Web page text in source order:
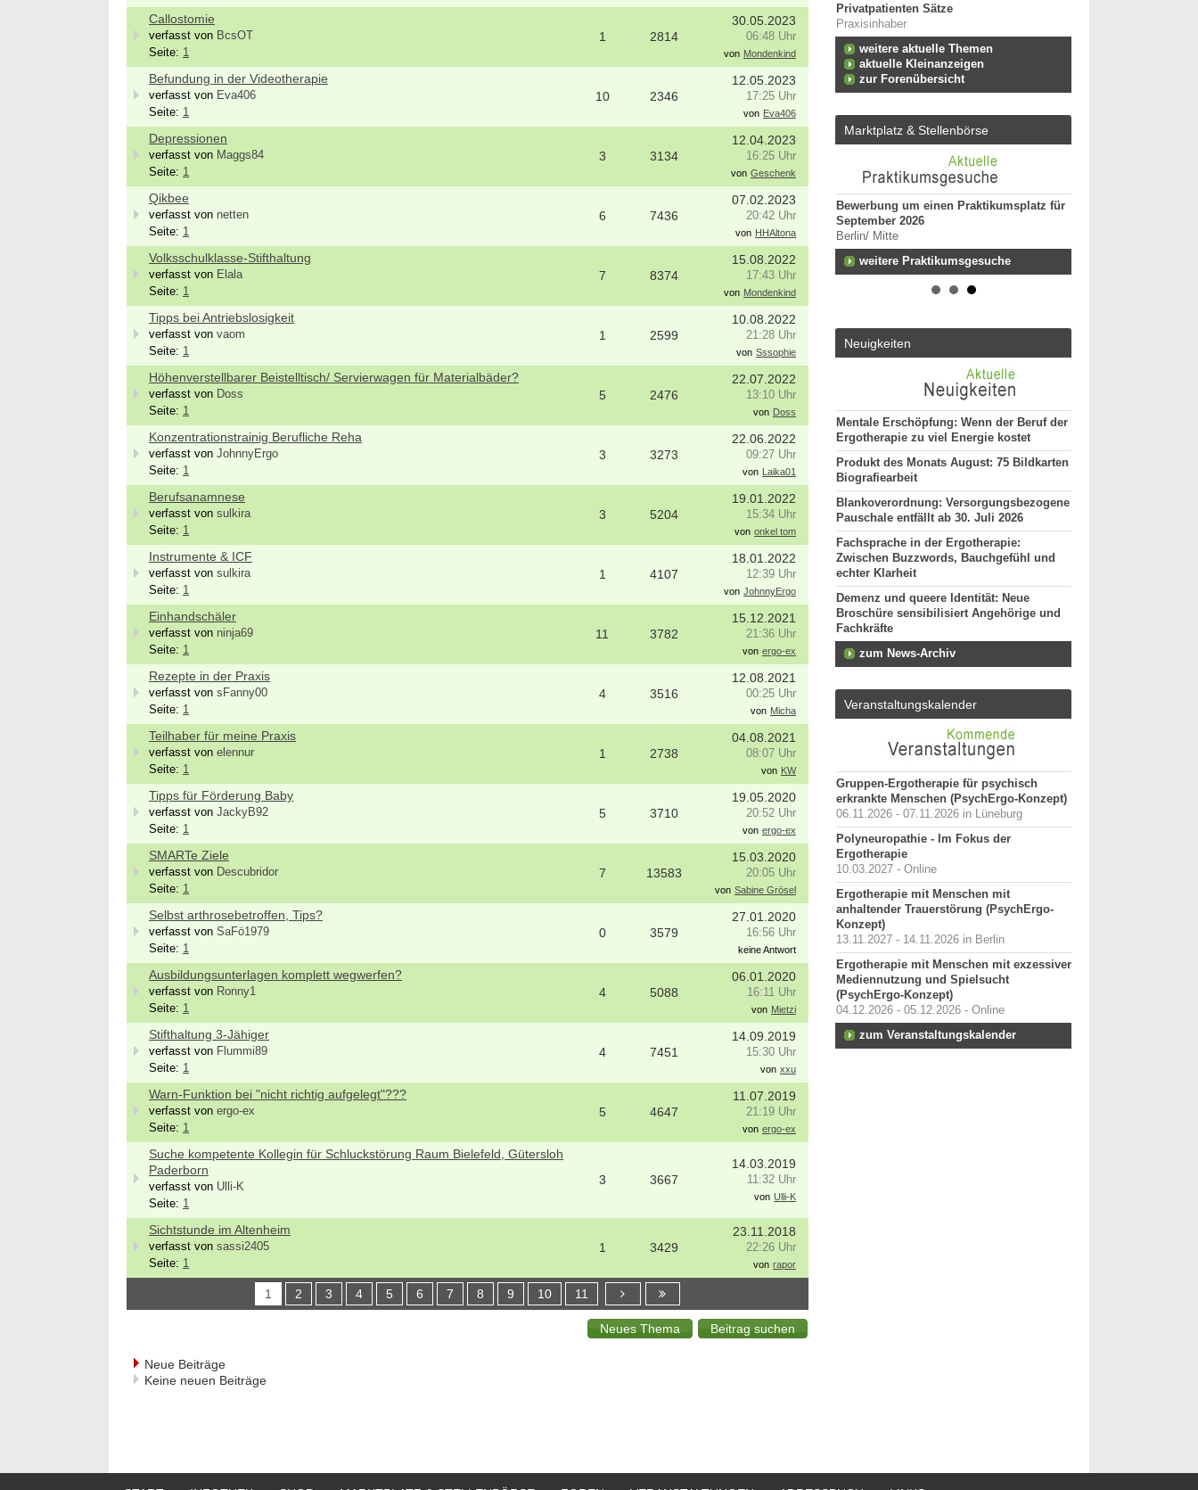
Callostomie
verfasst von BcsOT
Seite: 1
1 2814
30.05.2023
06:48 Uhr
von Mondenkind
Befundung in der Videotherapie
verfasst von Eva406
Seite: 1
10 2346
12.05.2023
17:25 Uhr
von Eva406
Depressionen
verfasst von Maggs84
Seite: 1
3 3134
12.04.2023
16:25 Uhr
von Geschenk
Qikbee
verfasst von netten
Seite: 1
6 7436
07.02.2023
20:42 Uhr
von HHAltona
Volksschulklasse-Stifthaltung
verfasst von Elala
Seite: 1
7 8374
15.08.2022
17:43 Uhr
von Mondenkind
Tipps bei Antriebslosigkeit
verfasst von vaom
Seite: 1
1 2599
10.08.2022
21:28 Uhr
von Sssophie
Höhenverstellbarer Beistelltisch/ Servierwagen für Materialbäder?
verfasst von Doss
Seite: 1
5 2476
22.07.2022
13:10 Uhr
von Doss
Konzentrationstrainig Berufliche Reha
verfasst von JohnnyErgo
Seite: 1
3 3273
22.06.2022
09:27 Uhr
von Laika01
Berufsanamnese
verfasst von sulkira
Seite: 1
3 5204
19.01.2022
15:34 Uhr
von onkel tom
Instrumente & ICF
verfasst von sulkira
Seite: 1
1 4107
18.01.2022
12:39 Uhr
von JohnnyErgo
Einhandschäler
verfasst von ninja69
Seite: 1
11 3782
15.12.2021
21:36 Uhr
von ergo-ex
Rezepte in der Praxis
verfasst von sFanny00
Seite: 1
4 3516
12.08.2021
00:25 Uhr
von Micha
Teilhaber für meine Praxis
verfasst von elennur
Seite: 1
1 2738
04.08.2021
08:07 Uhr
von KW
Tipps für Förderung Baby
verfasst von JackyB92
Seite: 1
5 3710
19.05.2020
20:52 Uhr
von ergo-ex
SMARTe Ziele
verfasst von Descubridor
Seite: 1
7 13583
15.03.2020
20:05 Uhr
von Sabine Grösel
Selbst arthrosebetroffen, Tips?
verfasst von SaFö1979
Seite: 1
0 3579
27.01.2020
16:56 Uhr
keine Antwort
Ausbildungsunterlagen komplett wegwerfen?
verfasst von Ronny1
Seite: 1
4 5088
06.01.2020
16:11 Uhr
von Mietzi
Stifthaltung 3-Jähiger
verfasst von Flummi89
Seite: 1
4 7451
14.09.2019
15:30 Uhr
von xxu
Warn-Funktion bei "nicht richtig aufgelegt"???
verfasst von ergo-ex
Seite: 1
5 4647
11.07.2019
21:19 Uhr
von ergo-ex
Suche kompetente Kollegin für Schluckstörung Raum Bielefeld, Gütersloh
Paderborn
verfasst von Ulli-K
Seite: 1
3 3667
14.03.2019
11:32 Uhr
von Ulli-K
Sichtstunde im Altenheim
verfasst von sassi2405
Seite: 1
1 3429
23.11.2018
22:26 Uhr
von rapor
1 2 3 4 5 6 7 8 9 10 11
Neue Beiträge
Keine neuen Beiträge
Privatpatienten Sätze
Praxisinhaber
weitere aktuelle Themen
aktuelle Kleinanzeigen
zur Forenübersicht
Marktplatz & Stellenbörse
Bewerbung um einen Praktikumsplatz für
September 2026
Berlin/ Mitte
weitere Praktikumsgesuche
20144 - Hamburg
Attraktive Stelle sucht Therapeut & 13.
Monatsgehalt
weitere Stellenangebote
20000-29999 - Ahrensburg
Ergotherapeutische Praxis in Berlin zum
10000-19999 - Berlin
Starte als selbständige Ergotherapeut*in
in etablierter Praxengemeinschaft
40000-49999 - Duisburg-Stadtmitte
70000-79999 - Raum Karlsruhe
weitere Praxisanzeigen
Bewerbung um einen Praktikumsplatz für
September 2026
Berlin/ Mitte
weitere Praktikumsgesuche
Neuigkeiten
Mentale Erschöpfung: Wenn der Beruf der
Ergotherapie zu viel Energie kostet
Produkt des Monats August: 75 Bildkarten
Biografiearbeit
Blankoverordnung: Versorgungsbezogene
Pauschale entfällt ab 30. Juli 2026
Fachsprache in der Ergotherapie:
Zwischen Buzzwords, Bauchgefühl und
echter Klarheit
Demenz und queere Identität: Neue
Broschüre sensibilisiert Angehörige und
Fachkräfte
zum News-Archiv
Veranstaltungskalender
Gruppen-Ergotherapie für psychisch
erkrankte Menschen (PsychErgo-Konzept)
06.11.2026 - 07.11.2026 in Lüneburg
Polyneuropathie - Im Fokus der
Ergotherapie
10.03.2027 - Online
Ergotherapie mit Menschen mit
anhaltender Trauerstörung (PsychErgo-
Konzept)
13.11.2027 - 14.11.2026 in Berlin
Ergotherapie mit Menschen mit exzessiver
Mediennutzung und Spielsucht
(PsychErgo-Konzept)
04.12.2026 - 05.12.2026 - Online
zum Veranstaltungskalender